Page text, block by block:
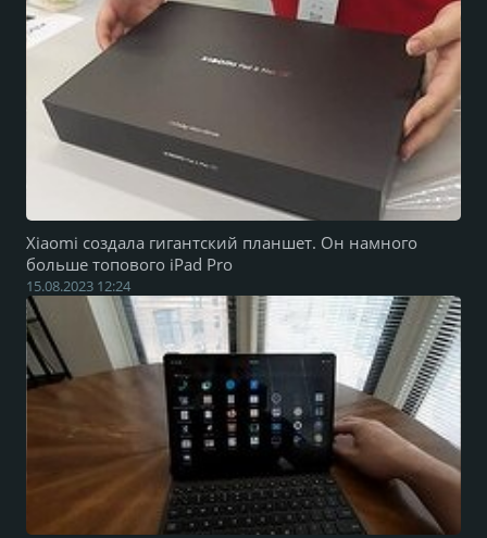
Xiaomi создала гигантский планшет. Он намного
больше топового iPad Pro
15.08.2023 12:24